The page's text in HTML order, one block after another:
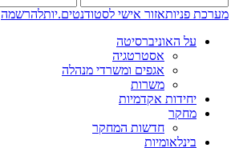
מערכת פניותאזור אישי לסטודנטים.יותלהרשמה
על האוניברסיטה
אסטרטגיה
אגפים ומשרדי מנהלה
משרות
יחידות אקדמיות
מחקר
חדשות המחקר
בינלאומיות